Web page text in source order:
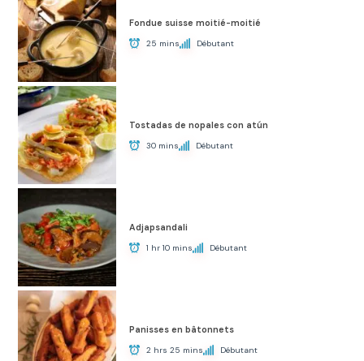
Fondue suisse moitié-moitié
25 mins Débutant
Tostadas de nopales con atún
30 mins Débutant
Adjapsandali
1 hr 10 mins Débutant
Panisses en bâtonnets
2 hrs 25 mins Débutant